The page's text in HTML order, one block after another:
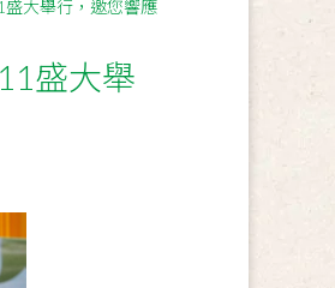
大舉行，邀您響應
盛大舉